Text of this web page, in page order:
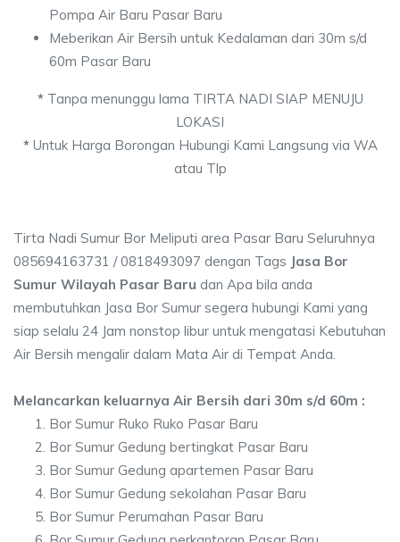
Pompa Air Baru Pasar Baru
Meberikan Air Bersih untuk Kedalaman dari 30m s/d
60m Pasar Baru
*Tanpa menunggu lama TIRTA NADI SIAP MENUJU
LOKASI
*Untuk Harga Borongan Hubungi Kami Langsung via WA
atau Tlp
Tirta Nadi Sumur Bor Meliputi area Pasar Baru Seluruhnya
085694163731 / 0818493097 dengan Tags Jasa Bor
Sumur Wilayah Pasar Baru dan Apa bila anda
membutuhkan Jasa Bor Sumur segera hubungi Kami yang
siap selalu 24 Jam nonstop libur untuk mengatasi Kebutuhan
Air Bersih mengalir dalam Mata Air di Tempat Anda.
Melancarkan keluarnya Air Bersih dari 30m s/d 60m :
Bor Sumur Ruko Ruko Pasar Baru
Bor Sumur Gedung bertingkat Pasar Baru
Bor Sumur Gedung apartemen Pasar Baru
Bor Sumur Gedung sekolahan Pasar Baru
Bor Sumur Perumahan Pasar Baru